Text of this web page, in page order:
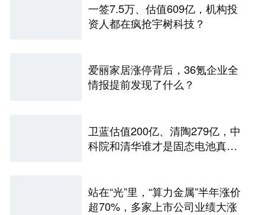
一签7.5万、估值609亿，机构投
资人都在疯抢宇树科技？
爱丽家居涨停背后，36氪企业全
情报提前发现了什么？
卫蓝估值200亿、清陶279亿，中
科院和清华谁才是固态电池真正
站在“光”里，“算力金属”半年涨价
超70%，多家上市公司业绩大涨